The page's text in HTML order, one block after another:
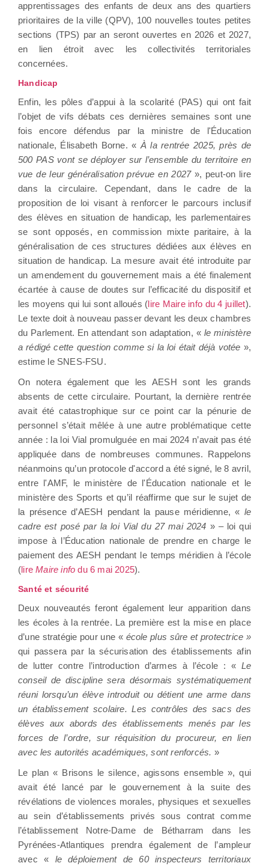
apprentissages des enfants de deux ans des quartiers
prioritaires de la ville (QPV), 100 nouvelles toutes petites
sections (TPS) par an seront ouvertes en 2026 et 2027,
en lien étroit avec les collectivités territoriales
concernées.
Handicap
Enfin, les pôles d’appui à la scolarité (PAS) qui ont fait
l’objet de vifs débats ces dernières semaines sont une
fois encore défendus par la ministre de l'Éducation
nationale, Élisabeth Borne. «À la rentrée 2025, près de
500 PAS vont se déployer sur l’ensemble du territoire en
vue de leur généralisation prévue en 2027 », peut-on lire
dans la circulaire. Cependant, dans le cadre de la
proposition de loi visant à renforcer le parcours inclusif
des élèves en situation de handicap, les parlementaires
se sont opposés, en commission mixte paritaire, à la
généralisation de ces structures dédiées aux élèves en
situation de handicap. La mesure avait été introduite par
un amendement du gouvernement mais a été finalement
écartée à cause de doutes sur l’efficacité du dispositif et
les moyens qui lui sont alloués (lire Maire info du 4 juillet).
Le texte doit à nouveau passer devant les deux chambres
du Parlement. En attendant son adaptation, «le ministère
a rédigé cette question comme si la loi était déjà votée »,
estime le SNES-FSU.
On notera également que les AESH sont les grands
absents de cette circulaire. Pourtant, la dernière rentrée
avait été catastrophique sur ce point car la pénurie de
personnel s’était mêlée à une autre problématique cette
année : la loi Vial promulguée en mai 2024 n’avait pas été
appliquée dans de nombreuses communes. Rappelons
néanmoins qu’un protocole d'accord a été signé, le 8 avril,
entre l'AMF, le ministère de l'Éducation nationale et le
ministère des Sports et qu’il réaffirme que sur le sujet de
la présence d’AESH pendant la pause méridienne, « le
cadre est posé par la loi Vial du 27 mai 2024 » – loi qui
impose à l’Éducation nationale de prendre en charge le
paiement des AESH pendant le temps méridien à l’école
(lireMaire infodu 6 mai 2025).
Santé et sécurité
Deux nouveautés feront également leur apparition dans
les écoles à la rentrée. La première est la mise en place
d’une stratégie pour une « école plus sûre et protectrice »
qui passera par la sécurisation des établissements afin
de lutter contre l’introduction d’armes à l’école : «Le
conseil de discipline sera désormais systématiquement
réuni lorsqu’un élève introduit ou détient une arme dans
un établissement scolaire. Les contrôles des sacs des
élèves aux abords des établissements menés par les
forces de l’ordre, sur réquisition du procureur, en lien
avec les autorités académiques, sont renforcés. »
Le plan « Brisons le silence, agissons ensemble », qui
avait été lancé par le gouvernement à la suite des
révélations de violences morales, physiques et sexuelles
au sein d’établissements privés sous contrat comme
l’établissement Notre-Dame de Bétharram dans les
Pyrénées-Atlantiques prendra également de l’ampleur
avec « le déploiement de 60 inspecteurs territoriaux